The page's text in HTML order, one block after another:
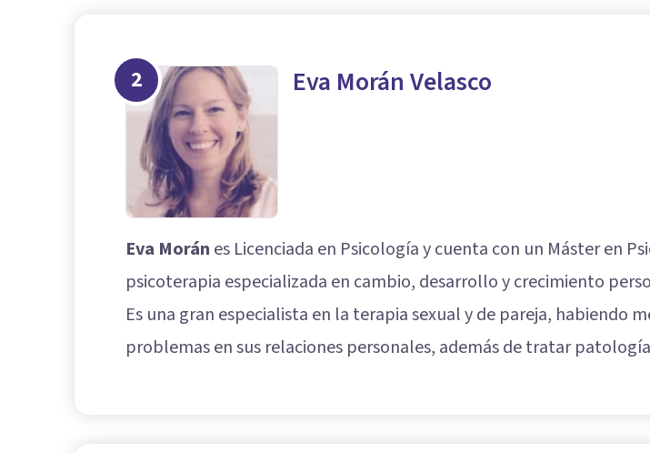
2 Eva Morán Velasco
Eva Morán es Licenciada en Psicología y cuenta con un Máster en
psicoterapia especializada en cambio, desarrollo y crecimiento
Es una gran especialista en la terapia sexual y de pareja, habiendo
problemas en sus relaciones personales, además de tratar